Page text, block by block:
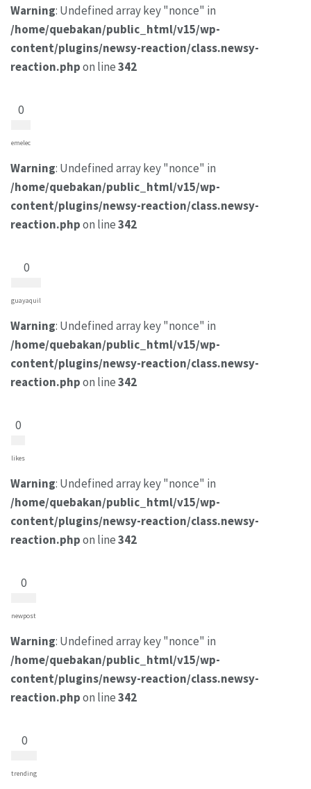
Warning: Undefined array key "nonce" in
/home/quebakan/public_html/v15/wp-
content/plugins/newsy-reaction/class.newsy-
reaction.phpon line342
0
emelec
Warning: Undefined array key "nonce" in
/home/quebakan/public_html/v15/wp-
content/plugins/newsy-reaction/class.newsy-
reaction.phpon line342
0
guayaquil
Warning: Undefined array key "nonce" in
/home/quebakan/public_html/v15/wp-
content/plugins/newsy-reaction/class.newsy-
reaction.phpon line342
0
likes
Warning: Undefined array key "nonce" in
/home/quebakan/public_html/v15/wp-
content/plugins/newsy-reaction/class.newsy-
reaction.phpon line342
0
newpost
Warning: Undefined array key "nonce" in
/home/quebakan/public_html/v15/wp-
content/plugins/newsy-reaction/class.newsy-
reaction.phpon line342
0
trending